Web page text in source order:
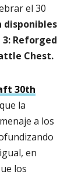
el 30
disponibles
Reforged
Chest.
30th
la
a los
en
los